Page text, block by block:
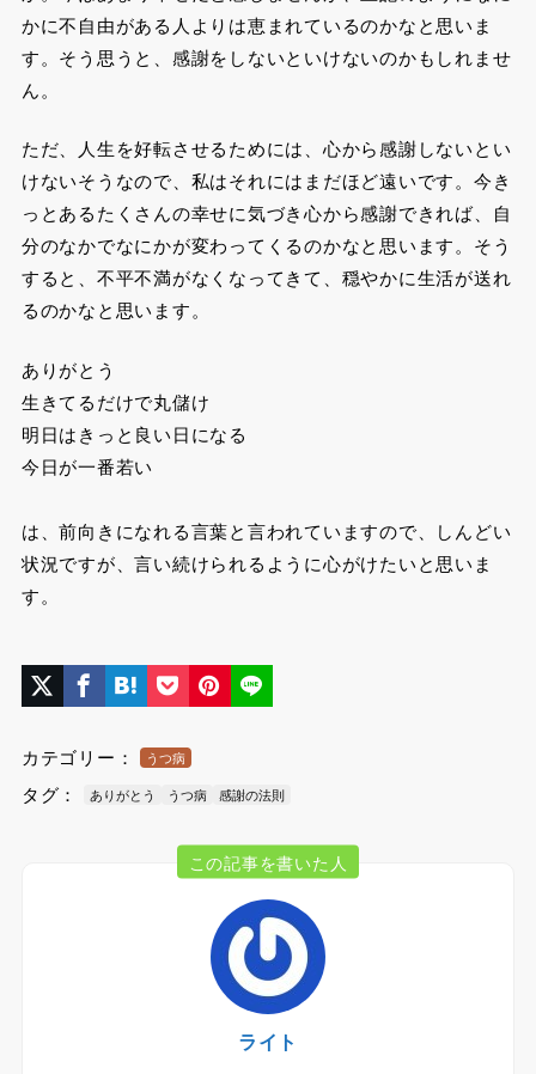
かに不自由がある人よりは恵まれているのかなと思いま
す。そう思うと、感謝をしないといけないのかもしれませ
ん。
ただ、人生を好転させるためには、心から感謝しないとい
けないそうなので、私はそれにはまだほど遠いです。今き
っとあるたくさんの幸せに気づき心から感謝できれば、自
分のなかでなにかが変わってくるのかなと思います。そう
すると、不平不満がなくなってきて、穏やかに生活が送れ
るのかなと思います。
ありがとう
生きてるだけで丸儲け
明日はきっと良い日になる
今日が一番若い
は、前向きになれる言葉と言われていますので、しんどい
状況ですが、言い続けられるように心がけたいと思いま
す。
カテゴリー： うつ病
タグ： ありがとう うつ病 感謝の法則
この記事を書いた人
ライト